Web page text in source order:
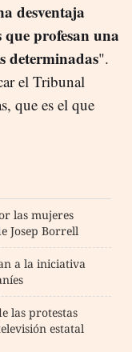
desventaja
profesan una
determinadas".
el Tribunal
que es el que
las mujeres
Josep Borrell
a la iniciativa
las protestas
estatal